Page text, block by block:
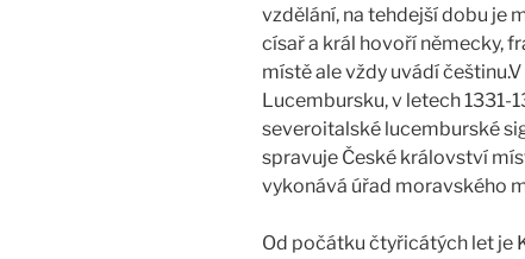
vzdělání, na tehdejší dobu je
císař a král hovoří německy,
místě ale vždy uvádí
Lucembursku, v letech 1331-
severoitalské lucemburské
spravuje České království
vykonává úřad moravského
Od počátku čtyřicátých let je